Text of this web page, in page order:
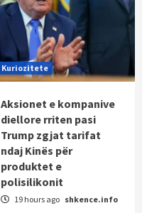
Kuriozitete
Aksionet e kompanive
diellore rriten pasi
Trump zgjat tarifat
ndaj Kinës për
produktet e
polisilikonit
19 hours ago shkence.info